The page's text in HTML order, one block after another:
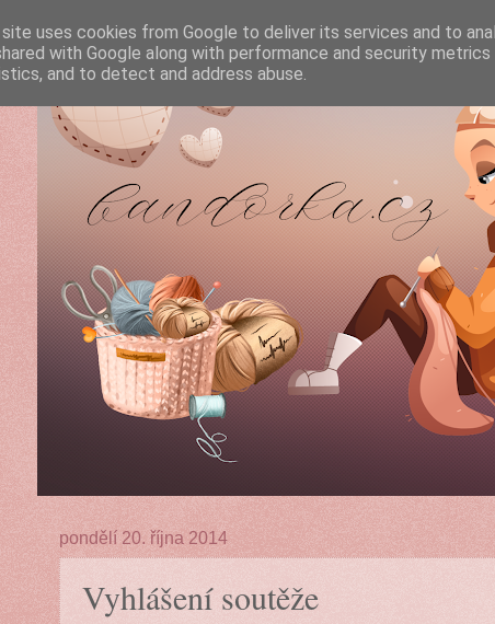
pondělí 20. října 2014
Vyhlášení soutěže
uses cookies from Google to deliver its services and to
with Google along with performance and security
and to detect and address abuse.